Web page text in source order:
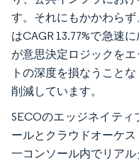
す。それにもかかわら
はCAGR 13.77%で急速
が意思決定ロジックを
トの深度を損なうこと
削減しています。
SECOのエッジネイテ
ールとクラウドオーケ
一コンソール内でリア